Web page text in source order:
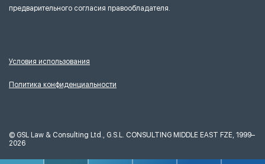
предварительного согласия правообладателя.
Условия использования
Политика конфиденциальности
© GSL Law & Consulting Ltd., G.S.L. CONSULTING MIDDLE EAST FZE, 1999–
2026